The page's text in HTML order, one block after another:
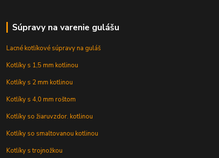
Súpravy na varenie gulášu
Lacné kotlíkové súpravy na guláš
Kotlíky s 1,5 mm kotlinou
Kotlíky s 2 mm kotlinou
Kotlíky s 4,0 mm roštom
Kotlíky so žiaruvzdor. kotlinou
Kotlíky so smaltovanou kotlinou
Kotlíky s trojnožkou